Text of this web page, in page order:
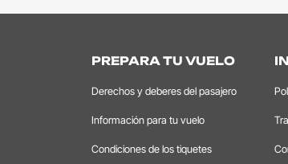
PREPARA TU VUELO
Derechos y deberes del pasajero
Información para tu vuelo
Condiciones de los tiquetes